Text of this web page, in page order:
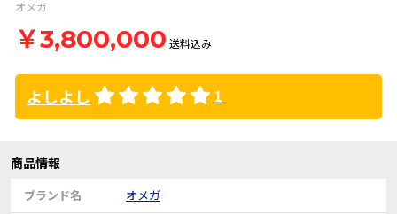
オメガ
￥3,800,000 送料込み
よしよし 1
商品情報
ブランド名 オメガ